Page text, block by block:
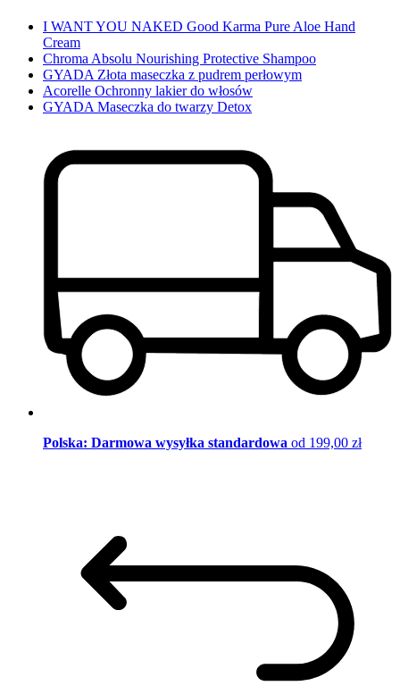
I WANT YOU NAKED Good Karma Pure Aloe Hand
Cream
Chroma Absolu Nourishing Protective Shampoo
GYADA Złota maseczka z pudrem perłowym
Acorelle Ochronny lakier do włosów
GYADA Maseczka do twarzy Detox
Polska: Darmowa wysyłka standardowa od 199,00 zł